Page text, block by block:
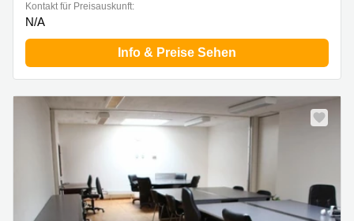
Kontakt für Preisauskunft:
N/A
Info & Preise Sehen